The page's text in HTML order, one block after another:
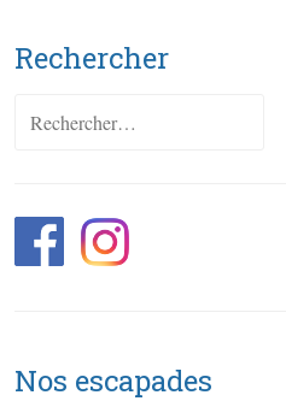
Rechercher
Rechercher :
Nos escapades